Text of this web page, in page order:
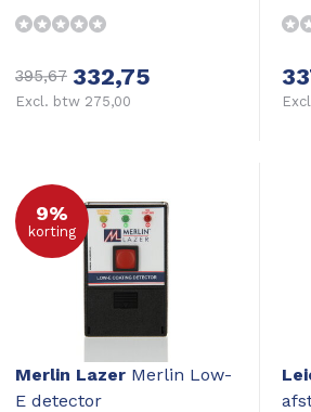
395,67 332,75
Excl. btw 275,00
9%
korting
Merlin Lazer Merlin Low-
E detector